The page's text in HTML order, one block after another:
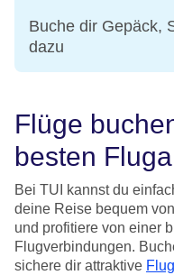
Buche dir Gepäck,
dazu
Flüge
besten
Bei TUI kannst du
deine Reise bequem
und profitiere von einer
Flugverbindungen.
sichere dir attraktive